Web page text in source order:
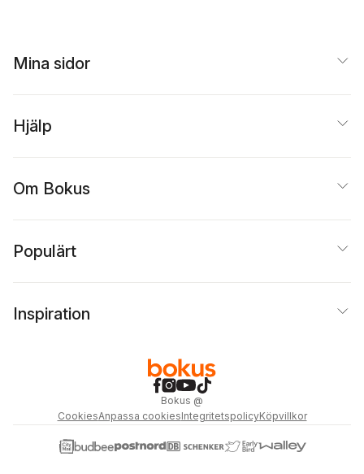
Mina sidor
Hjälp
Om Bokus
Populärt
Inspiration
Bokus @
CookiesAnpassa cookiesIntegritetspolicyKöpvillkor